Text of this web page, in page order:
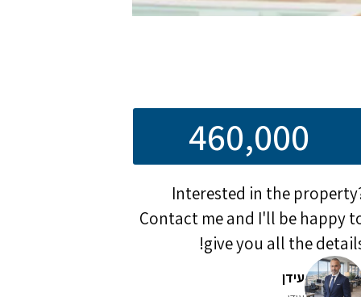
460,000
Interested in the
Contact me and I'll be happy
give you all the
עידן